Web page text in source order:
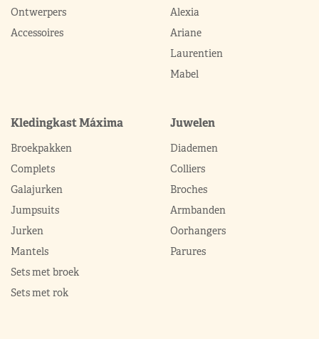
Ontwerpers
Accessoires
Alexia
Ariane
Laurentien
Mabel
Kledingkast Máxima
Broekpakken
Complets
Galajurken
Jumpsuits
Jurken
Mantels
Sets met broek
Sets met rok
Juwelen
Diademen
Colliers
Broches
Armbanden
Oorhangers
Parures